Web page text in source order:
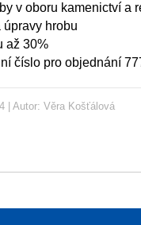
v oboru kamenictví a
hrobu
až 30%
číslo pro objednání
| Autor: Věra Košťálová